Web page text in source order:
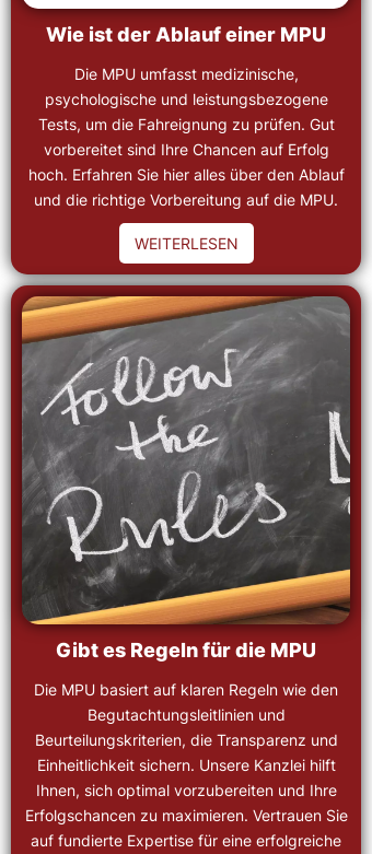
Wie ist der Ablauf einer MPU
Die MPU umfasst medizinische,
psychologische und leistungsbezogene
Tests, um die Fahreignung zu prüfen. Gut
vorbereitet sind Ihre Chancen auf Erfolg
hoch. Erfahren Sie hier alles über den Ablauf
und die richtige Vorbereitung auf die MPU.
WEITERLESEN
Gibt es Regeln für die MPU
Die MPU basiert auf klaren Regeln wie den
Begutachtungsleitlinien und
Beurteilungskriterien, die Transparenz und
Einheitlichkeit sichern. Unsere Kanzlei hilft
Ihnen, sich optimal vorzubereiten und Ihre
Erfolgschancen zu maximieren. Vertrauen Sie
auf fundierte Expertise für eine erfolgreiche